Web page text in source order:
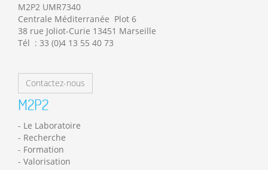
M2P2 UMR7340
Centrale Méditerranée Plot 6
38 rue Joliot-Curie 13451 Marseille
Tél : 33 (0)4 13 55 40 73
Contactez-nous
M2P2
Le Laboratoire
Recherche
Formation
Valorisation